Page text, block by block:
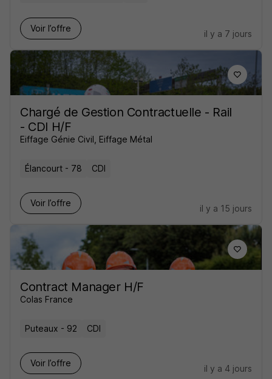
Voir l’offre
il y a 7 jours
Chargé de Gestion Contractuelle - Rail
- CDI H/F
Eiffage Génie Civil, Eiffage Métal
Élancourt - 78 CDI
Voir l’offre
il y a 15 jours
Contract Manager H/F
Colas France
Puteaux - 92 CDI
Voir l’offre
il y a 4 jours